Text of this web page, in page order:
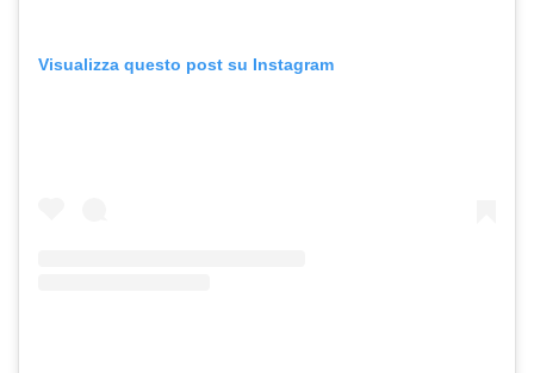
Visualizza questo post su Instagram